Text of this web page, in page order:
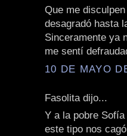
Que me
desagradó hasta
Sinceramente ya
me sentí
10 DE MAYO
Fasolita dijo...
Y a la pobre
este tipo nos